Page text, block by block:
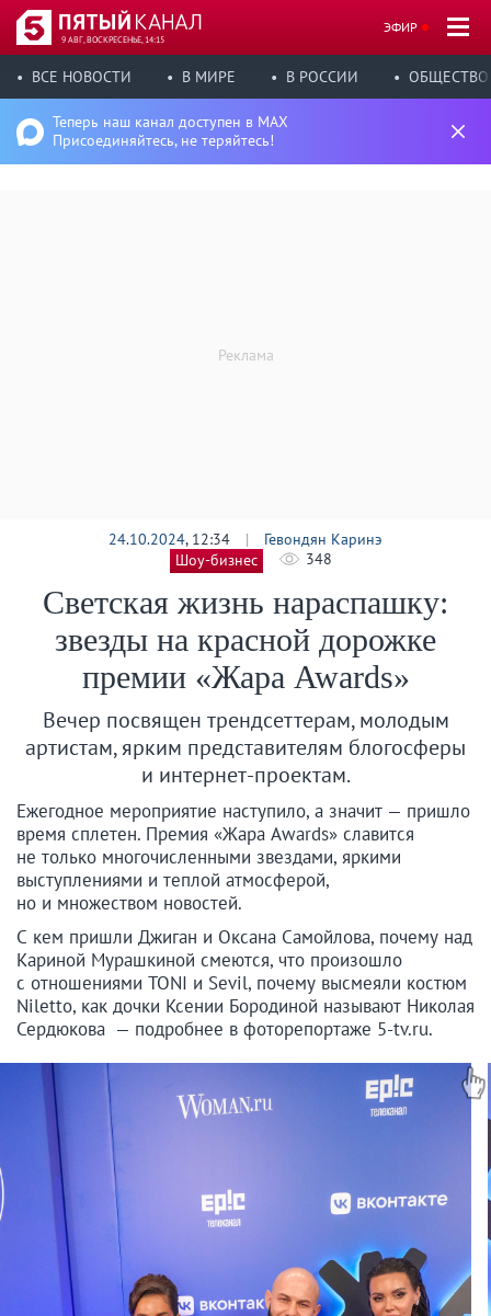
9 АВГ, ВОСКРЕСЕНЬЕ, 14:15
ЭФИР
ВСЕ НОВОСТИ В МИРЕ В РОССИИ ОБЩЕСТВО
Теперь наш канал доступен в MAX
Присоединяйтесь, не теряйтесь!
24.10.2024, 12:34 |
Гевондян Каринэ
Шоу-бизнес
348
Светская жизнь нараспашку:
звезды на красной дорожке
премии «Жара Awards»
Вечер посвящен трендсеттерам, молодым
артистам, ярким представителям блогосферы
и интернет-проектам.
Ежегодное мероприятие наступило, а значит — пришло
время сплетен. Премия «Жара Awards» славится
не только многочисленными звездами, яркими
выступлениями и теплой атмосферой,
но и множеством новостей.
С кем пришли Джиган и Оксана Самойлова, почему над
Кариной Мурашкиной смеются, что произошло
с отношениями TONI и Sevil, почему высмеяли костюм
Niletto, как дочки Ксении Бородиной называют Николая
Сердюкова — подробнее в фоторепортаже 5-tv.ru.